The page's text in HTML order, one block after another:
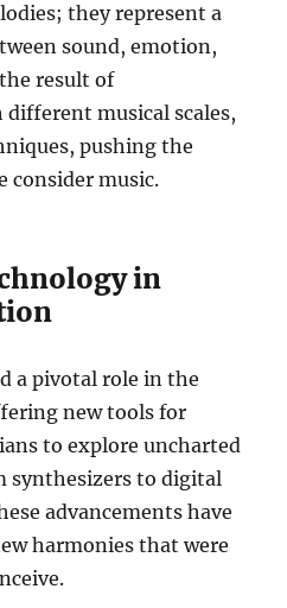
they represent a
sound, emotion,
result of
musical scales,
pushing the
consider music.
in
a pivotal role in the
new tools for
to explore uncharted
synthesizers to digital
advancements have
harmonies that were